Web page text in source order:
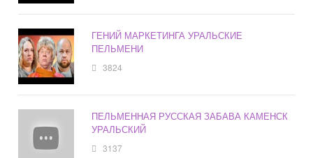
ГЕНИЙ МАРКЕТИНГА УРАЛЬСКИЕ
ПЕЛЬМЕНИ
3824
ПЕЛЬМЕННАЯ РУССКАЯ ЗАБАВА КАМЕНСК
УРАЛЬСКИЙ
3137